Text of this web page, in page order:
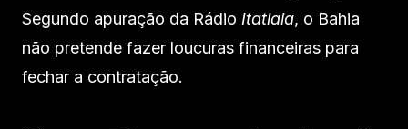
Segundo apuração da Rádio Itatiaia, o Bahia
não pretende fazer loucuras financeiras para
fechar a contratação.